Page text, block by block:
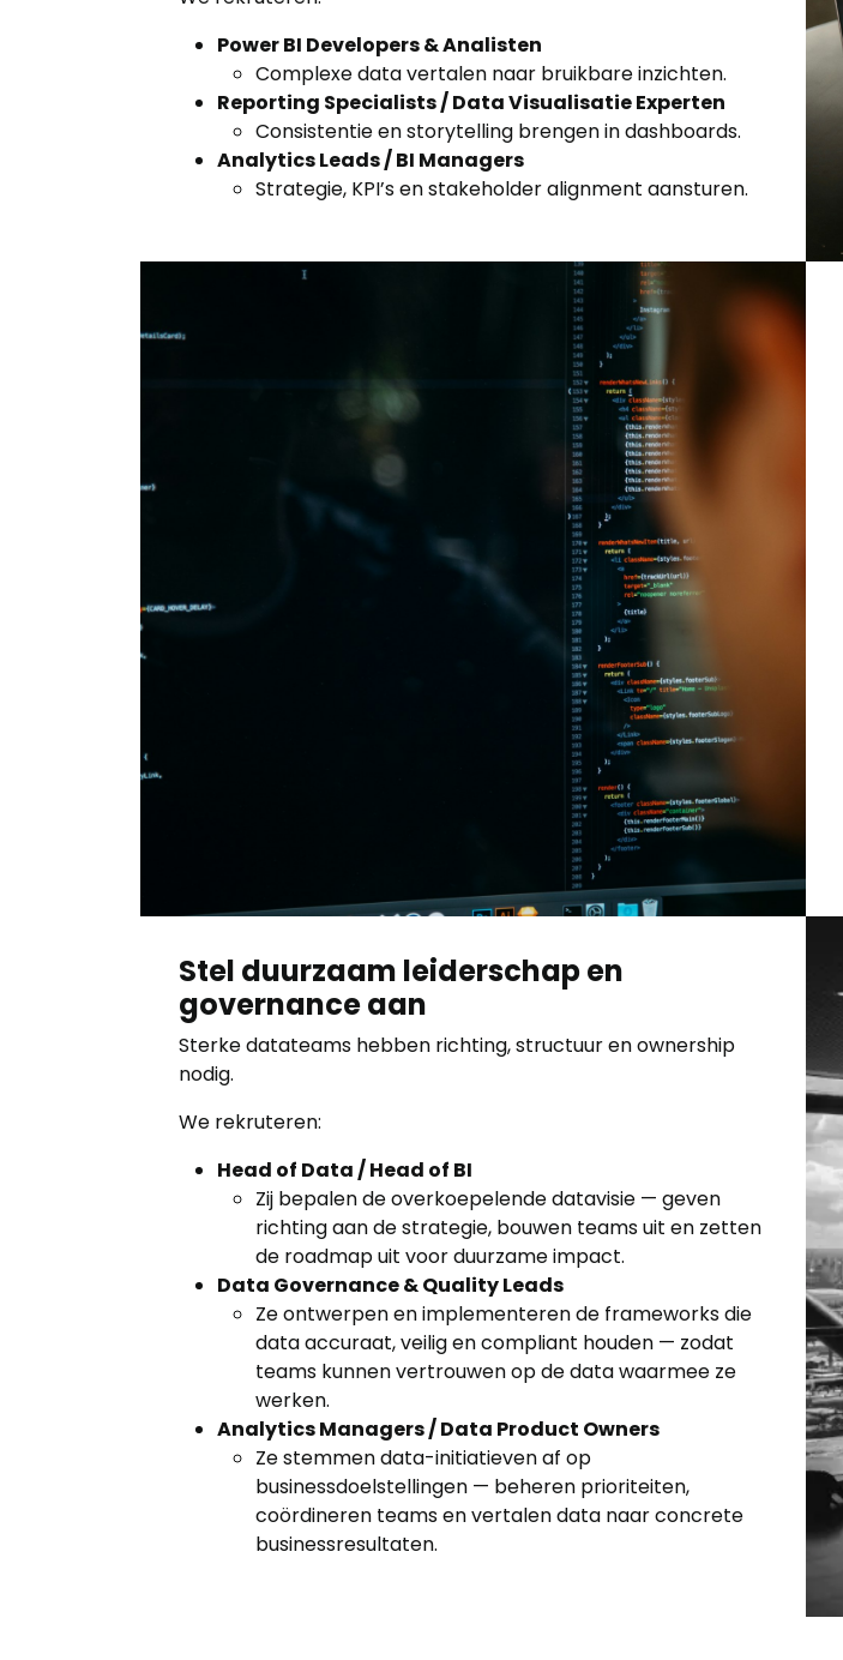
Power BI Developers & Analisten
Complexe data vertalen naar bruikbare inzichten.
Reporting Specialists / Data Visualisatie Experten
Consistentie en storytelling brengen in dashboards.
Analytics Leads / BI Managers
Strategie, KPI’s en stakeholder alignment aansturen.
Stel duurzaam leiderschap en
governance aan
Sterke datateams hebben richting, structuur en ownership
nodig.
We rekruteren:
Head of Data / Head of BI
Zij bepalen de overkoepelende datavisie — geven
richting aan de strategie, bouwen teams uit en zetten
de roadmap uit voor duurzame impact.
Data Governance & Quality Leads
Ze ontwerpen en implementeren de frameworks die
data accuraat, veilig en compliant houden — zodat
teams kunnen vertrouwen op de data waarmee ze
werken.
Analytics Managers / Data Product Owners
Ze stemmen data-initiatieven af op
businessdoelstellingen — beheren prioriteiten,
coördineren teams en vertalen data naar concrete
businessresultaten.